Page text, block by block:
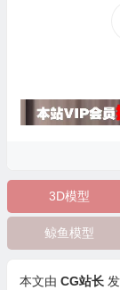
3D模型
鲸鱼模型
本文由 CG站长